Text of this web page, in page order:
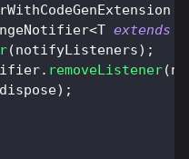
<T extends
(notifyListeners) ;
. removeListener(
dispose) ;